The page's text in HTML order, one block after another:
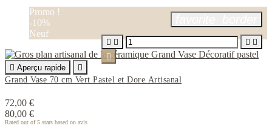
Promo !
-10%
Neuf
 Aperçu rapide

Grand Vase 70 cm Vert Pastel et Dore Artisanal
72,00 €
80,00 €
Rated out of 5 stars based on avis
   
